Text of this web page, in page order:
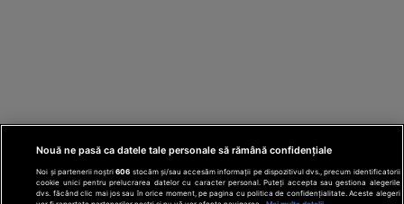
Nouă ne pasă ca datele tale personale să rămână confidențiale
Noi și partenerii noștri606 stocăm și/sau accesăm informații pe dispozitivul dvs., precum identificatorii
cookie unici pentru prelucrarea datelor cu caracter personal. Puteți accepta sau gestiona alegerile
dvs. făcând clic mai jos sau în orice moment, pe pagina cu politica de confidențialitate. Aceste alegeri